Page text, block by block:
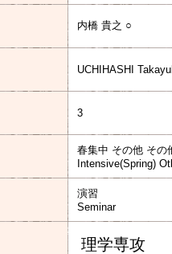
内橋 貴之 ○
UCHIHASHI
3
春集中 その他 その
Intensive(Spring)
演習
Seminar
理学専攻